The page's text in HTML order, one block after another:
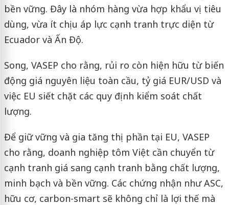
bền vững. Đây là nhóm hàng vừa hợp khẩu vị tiêu
dùng, vừa ít chịu áp lực cạnh tranh trực diện từ
Ecuador và Ấn Độ.
Song, VASEP cho rằng, rủi ro còn hiện hữu từ biến
động giá nguyên liệu toàn cầu, tỷ giá EUR/USD và
việc EU siết chặt các quy định kiểm soát chất
lượng.
Để giữ vững và gia tăng thị phần tại EU, VASEP
cho rằng, doanh nghiệp tôm Việt cần chuyển từ
cạnh tranh giá sang cạnh tranh bằng chất lượng,
minh bạch và bền vững. Các chứng nhận như ASC,
hữu cơ, carbon-smart sẽ không chỉ là lợi thế mà